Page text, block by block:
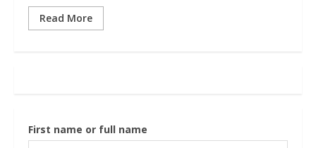
Read More
First name or full name